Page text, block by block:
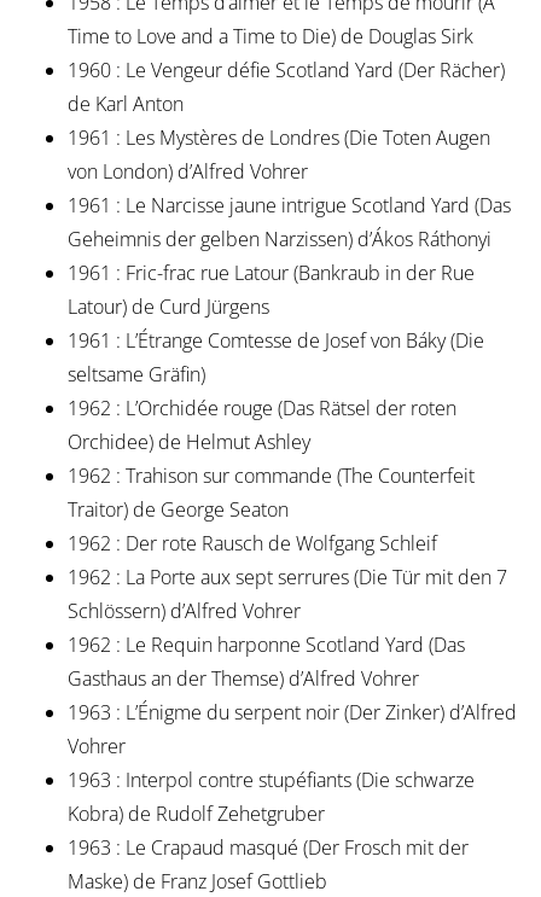
Time to Love and a Time to Die) de Douglas Sirk
1960 : Le Vengeur défie Scotland Yard (Der Rächer)
de Karl Anton
1961 : Les Mystères de Londres (Die Toten Augen
von London) d’Alfred Vohrer
1961 : Le Narcisse jaune intrigue Scotland Yard (Das
Geheimnis der gelben Narzissen) d’Ákos Ráthonyi
1961 : Fric-frac rue Latour (Bankraub in der Rue
Latour) de Curd Jürgens
1961 : L’Étrange Comtesse de Josef von Báky (Die
seltsame Gräfin)
1962 : L’Orchidée rouge (Das Rätsel der roten
Orchidee) de Helmut Ashley
1962 : Trahison sur commande (The Counterfeit
Traitor) de George Seaton
1962 : Der rote Rausch de Wolfgang Schleif
1962 : La Porte aux sept serrures (Die Tür mit den 7
Schlössern) d’Alfred Vohrer
1962 : Le Requin harponne Scotland Yard (Das
Gasthaus an der Themse) d’Alfred Vohrer
1963 : L’Énigme du serpent noir (Der Zinker) d’Alfred
Vohrer
1963 : Interpol contre stupéfiants (Die schwarze
Kobra) de Rudolf Zehetgruber
1963 : Le Crapaud masqué (Der Frosch mit der
Maske) de Franz Josef Gottlieb